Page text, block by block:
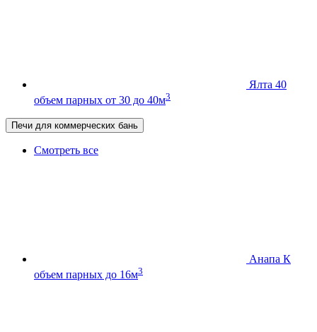
Ялта 40
объем парных от 30 до 40м3
Печи для коммерческих бань
Смотреть все
Анапа К
объем парных до 16м3